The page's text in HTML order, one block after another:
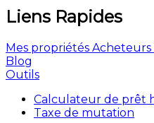
Liens Rapides
Mes propriétés Acheteurs
Blog
Outils
Calculateur de prêt
Taxe de mutation